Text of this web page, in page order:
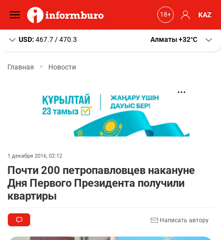
KAZ
USD: 467.7 / 470.3 Алматы+32 C
Главная Новости
1 декабря 2016, 02:12
Почти 200 петропавловцев накануне
Дня Первого Президента получили
квартиры
Написать автору